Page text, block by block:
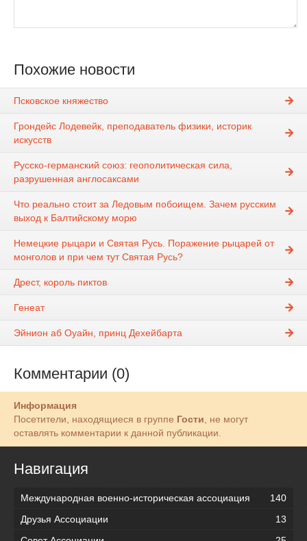
Похожие новости
Псковское княжество
Грондейс Лодевейк, преподаватель физики, историк
искусств
Русско-германский союз: геополитическая сила,
разрушенная англосаксами
Что реально стоит за Ледовым побоищем. Зачем русским
выход к Балтийскому морю
Немецкие рыцари и Святая Русь. Поражение рыцарей от
монголов и при чем тут Святая Русь?
Дрест, король пиктов
Генеат
Эйнион аб Оуайн, принц Дехейбарта
Комментарии (0)
Информация
Посетители, находящиеся в группе Гости, не могут
оставлять комментарии к данной публикации.
Навигация
Международная военно-историческая ассоциация
140
Друзья Ассоциации
13